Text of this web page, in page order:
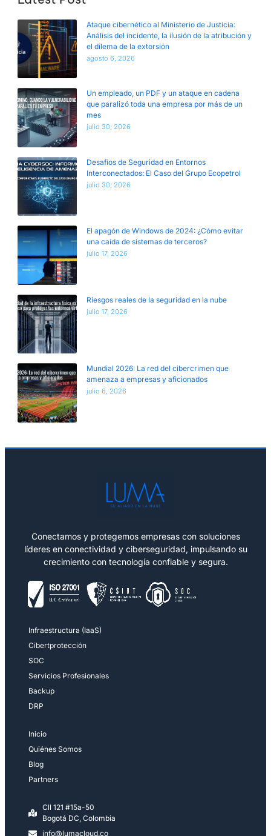
Ataque cibernético al Ministerio de Justicia:
Análisis del incidente, la ilusión de la atribución y
el dilema de la extorsión
agosto 6, 2026
Un empleado, un PDF y un ataque en cadena
que paralizó toda una empresa por más de un
mes
julio 30, 2026
Desafíos de Seguridad en Entornos
Interconectados: El Caso del Grupo Ecopetrol
julio 30, 2026
El apagón de Windows de 2024: ¿Cómo evitar
una caída de sistemas de terceros?
julio 17, 2026
Riesgos reales de la seguridad en la nube
julio 17, 2026
Mundial 2026: La red del cibercrimen que
amenaza a empresas y aficionados
julio 6, 2026
Conectamos y protegemos empresas con soluciones
líderes en conectividad y ciberseguridad, impulsando su
crecimiento con tecnología confiable y segura.
Infraestructura (IaaS)
Cibertprotección
SOC
Servicios Profesionales
Backup
DRP
Inicio
Quiénes Somos
Blog
Partners
Cll 121 #15a-50
Bogotá DC, Colombia
info@lumacloud.co